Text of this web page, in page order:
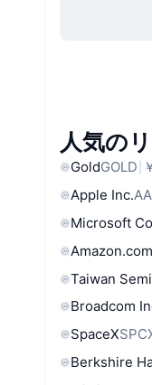
人気の
GoldGOLD
Apple Inc.
Microsoft
Taiwan
Broadcom
SpaceX
Berkshire